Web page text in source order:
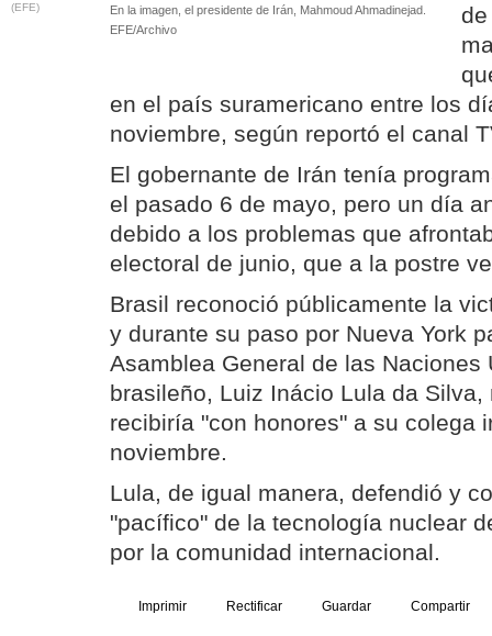
(EFE)
En la imagen, el presidente de Irán, Mahmoud Ahmadinejad.
EFE/Archivo
en el país suramericano entre los
noviembre, según reportó el canal
El gobernante de Irán tenía
el pasado 6 de mayo, pero un día
debido a los problemas que
electoral de junio, que a la postre
Brasil reconoció públicamente la
y durante su paso por Nueva York
Asamblea General de las Naciones
brasileño, Luiz Inácio Lula da Silva,
recibiría "con honores" a su colega
noviembre.
Lula, de igual manera, defendió y
"pacífico" de la tecnología nuclear
por la comunidad internacional.
Imprimir Rectificar Guardar Compartir